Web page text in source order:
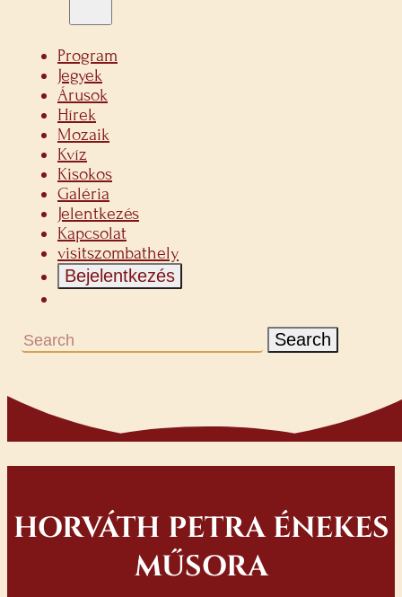
Program
Jegyek
Árusok
Hírek
Mozaik
Kvíz
Kisokos
Galéria
Jelentkezés
Kapcsolat
visitszombathely
Bejelentkezés
Search
HORVÁTH PETRA ÉNEKES
MŰSORA